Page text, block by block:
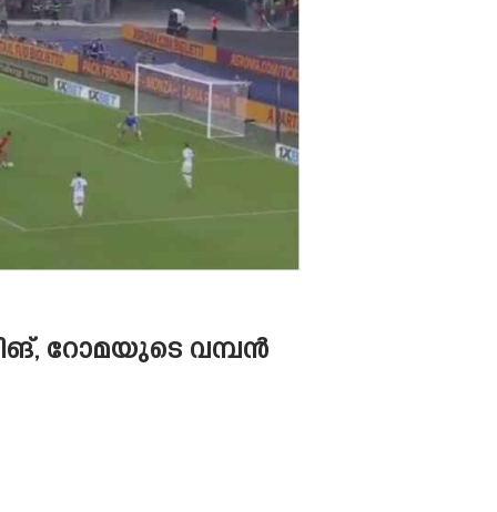
റോമയുടെ വമ്പൻ